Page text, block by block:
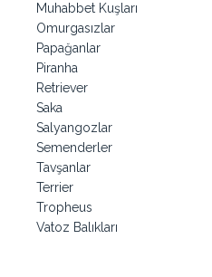
Muhabbet Kuşları
Omurgasızlar
Papağanlar
Piranha
Retriever
Saka
Salyangozlar
Semenderler
Tavşanlar
Terrier
Tropheus
Vatoz Balıkları